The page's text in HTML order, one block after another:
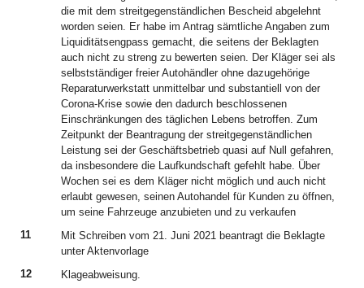
die mit dem streitgegenständlichen Bescheid abgelehnt
worden seien. Er habe im Antrag sämtliche Angaben zum
Liquiditätsengpass gemacht, die seitens der Beklagten
auch nicht zu streng zu bewerten seien. Der Kläger sei als
selbstständiger freier Autohändler ohne dazugehörige
Reparaturwerkstatt unmittelbar und substantiell von der
Corona-Krise sowie den dadurch beschlossenen
Einschränkungen des täglichen Lebens betroffen. Zum
Zeitpunkt der Beantragung der streitgegenständlichen
Leistung sei der Geschäftsbetrieb quasi auf Null gefahren,
da insbesondere die Laufkundschaft gefehlt habe. Über
Wochen sei es dem Kläger nicht möglich und auch nicht
erlaubt gewesen, seinen Autohandel für Kunden zu öffnen,
um seine Fahrzeuge anzubieten und zu verkaufen
11
Mit Schreiben vom 21. Juni 2021 beantragt die Beklagte
unter Aktenvorlage
12
Klageabweisung.